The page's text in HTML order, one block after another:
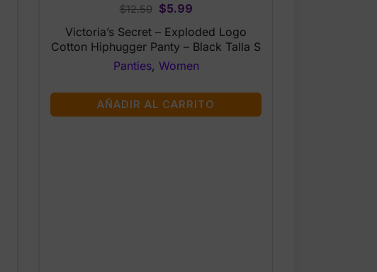
$12.50
Original
price
was:
$12.50.
$5.99Current
price
is:
Victoria’s Secret – Exploded Logo
Cotton Hiphugger Panty – Black Talla S
Panties, Women
AÑADIR AL CARRITO